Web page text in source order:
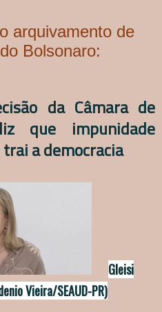
arquivamento de
Bolsonaro:
da Câmara de
que impunidade
a democracia
Gleisi
Vieira/SEAUD-PR)